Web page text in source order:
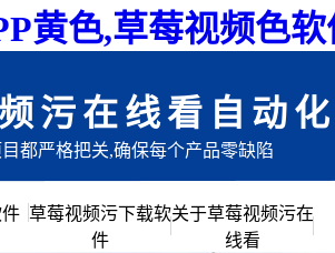
黄色,草莓视频色
污在线看自动
都严格把关,确保每个产品零缺陷
草莓视频污下载软
件
关于草莓视频污在
线看